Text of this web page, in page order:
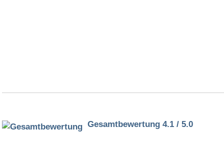
Gesamtbewertung 4.1 / 5.0